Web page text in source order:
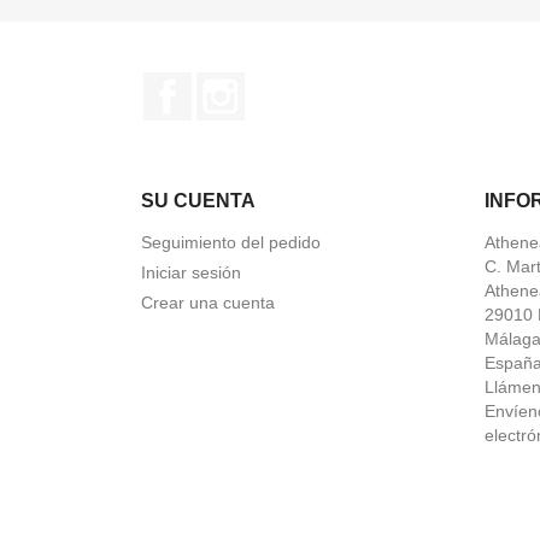
SU CUENTA
Seguimiento del pedido
Iniciar sesión
Crear una cuenta
C.
29010
Málaga
España